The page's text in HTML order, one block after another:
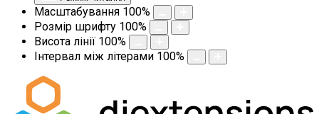
Масштабування 100%
Розмір шрифту 100%
Висота лінії 100%
Інтервал між літерами 100%